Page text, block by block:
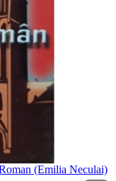
(Emilia Neculai)